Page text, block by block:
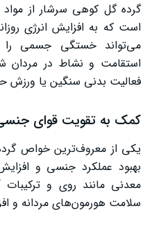
گرده گل کوهی سرشار از
است که به افزایش انرژی
می‌تواند خستگی جسمی
استقامت و نشاط در مردان
فعالیت بدنی سنگین یا ورزش
کمک به تقویت قوای
یکی از معروف‌ترین خواص
بهبود عملکرد جنسی و
معدنی مانند روی و
سلامت هورمون‌های مردانه و